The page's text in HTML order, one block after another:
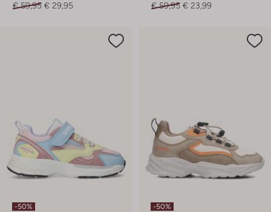
€ 59,95 € 29,95
€ 59,95 € 23,99
-50% -50%